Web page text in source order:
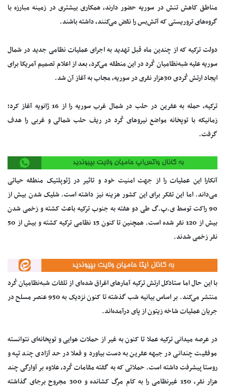
مناطق کاهش تنش در سوریه حضور دارند، همکاری بیشتری در زمینه مبارزه با
گروه‌های تروریستی که آتش‌بس را نقض می‌کنند، داشته باشند.
دولت ترکیه که از چندین ماه قبل تهدید به اجرای عملیات نظامی جدید در شمال
سوریه علیه شبه‌نظامیان کُرد در این منطقه می‌کرد، بعد از اعلام تصمیم آمریکا برای
ایجاد ارتش کُردی 30هزار نفری در سوریه، مجاب به آغاز آن شد.
ترکیه، حمله به عفرین در حلب در شمال غرب سوریه را از 16 ژانویه آغاز کرد؛
زمانیکه با توپخانه مواضع نیروهای کُرد در ریف حلب شمالی و غربی را هدف
گرفت.
آنکارا این عملیات را از جهت امنیت خود و تاثیر در ژئوپلتیک منطقه حیاتی
می‌داند. اما این تفکر برای این کشور هزینه نیز داشته است. شلیک شدن بیش از
90 راکت توسط ی.پ.گ طی دو هفته به جنوب ترکیه باعث کشته و زخمی شدن
بیش از 120 نفر شده است. همچنین تا کنون 15 نظامی ترکیه کشته و بیش از 50
نفر زخمی شدند.
با این حال اما ستادکل ارتش ترکیه آمارهای اغراق شده‌ای از تلفات شبه‌نظامیان کُرد
منتشر می‌کند. بر اساس بیانیه شب گذشته تا کنون نزدیک به 950 عنصر مسلح در
جریان عملیات شاخه زیتون از پای درآمده‌اند.
در عرصه میدانی ترکیه عملا تا کنون به غیر از حملات هوایی و توپخانه‌ای نتوانسته
موفقیت چندانی در جبهه عفرین به دست بیاورد و فعلا در حد آزادی چند تپه و
روستا پیشرفت داشته است. حملاتی که به گفته مقامات کُرد، علاوه بر آوارگی چند
هزار نفر، 150 غیرنظامی را به کام مرگ کشانده و 300 مجروح برجای گذاشته